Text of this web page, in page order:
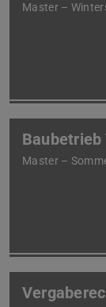
Master –
Baubetrieb
Master –